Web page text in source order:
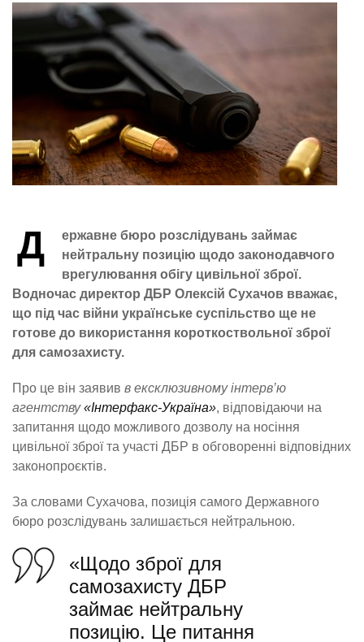
Д
ержавне бюро розслідувань займає
нейтральну позицію щодо законодавчого
врегулювання обігу цивільної зброї.
Водночас директор ДБР Олексій Сухачов вважає,
що під час війни українське суспільство ще не
готове до використання короткоствольної зброї
для самозахисту.
Про це він заявив в ексклюзивному інтерв’ю
агентству«Інтерфакс-Україна», відповідаючи на
запитання щодо можливого дозволу на носіння
цивільної зброї та участі ДБР в обговоренні відповідних
законопроєктів.
За словами Сухачова, позиція самого Державного
бюро розслідувань залишається нейтральною.
«Щодо зброї для
самозахисту ДБР
займає нейтральну
позицію. Це питання